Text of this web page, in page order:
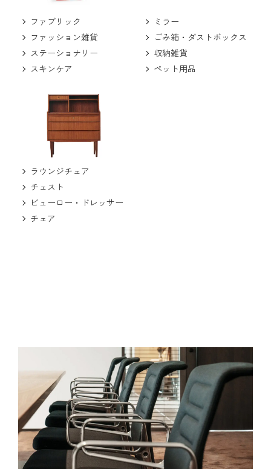
ファブリック
ファッション雑貨
ステーショナリー
スキンケア
ミラー
ごみ箱・ダストボックス
収納雑貨
ペット用品
ラウンジチェア
チェスト
ビューロー・ドレッサー
チェア